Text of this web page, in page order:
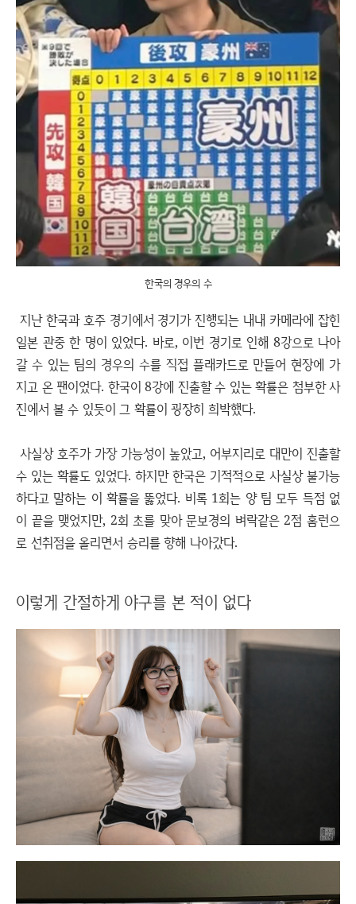
한국의 경우의 수
지난 한국과 호주 경기에서 경기가 진행되는 내내 카메라에 잡힌
일본 관중 한 명이 있었다. 바로, 이번 경기로 인해 8강으로 나아
갈 수 있는 팀의 경우의 수를 직접 플래카드로 만들어 현장에 가
지고 온 팬이었다. 한국이 8강에 진출할 수 있는 확률은 첨부한 사
진에서 볼 수 있듯이 그 확률이 굉장히 희박했다.
사실상 호주가 가장 가능성이 높았고, 어부지리로 대만이 진출할
수 있는 확률도 있었다. 하지만 한국은 기적적으로 사실상 불가능
하다고 말하는 이 확률을 뚫었다. 비록 1회는 양 팀 모두 득점 없
이 끝을 맺었지만, 2회 초를 맞아 문보경의 벼락같은 2점 홈런으
로 선취점을 올리면서 승리를 향해 나아갔다.
이렇게 간절하게 야구를 본 적이 없다